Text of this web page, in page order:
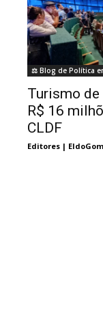
⚖️ Blog de Política
Turismo
R$ 16
CLDF
Editores |